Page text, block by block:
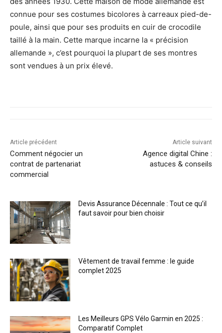
connue pour ses costumes bicolores à carreaux pied-de-
poule, ainsi que pour ses produits en cuir de crocodile
taillé à la main. Cette marque incarne la « précision
allemande », c’est pourquoi la plupart de ses montres
sont vendues à un prix élevé.
Article précédent
Comment négocier un
contrat de partenariat
commercial
Article suivant
Agence digital Chine :
astuces & conseils
Devis Assurance Décennale : Tout ce qu’il
faut savoir pour bien choisir
Vêtement de travail femme : le guide
complet 2025
Les Meilleurs GPS Vélo Garmin en 2025 :
Comparatif Complet